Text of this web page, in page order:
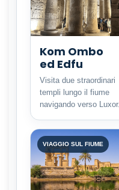
Kom Ombo
ed Edfu
Visita due straordinari
templi lungo il fiume
navigando verso Luxor.
VIAGGIO SUL FIUME